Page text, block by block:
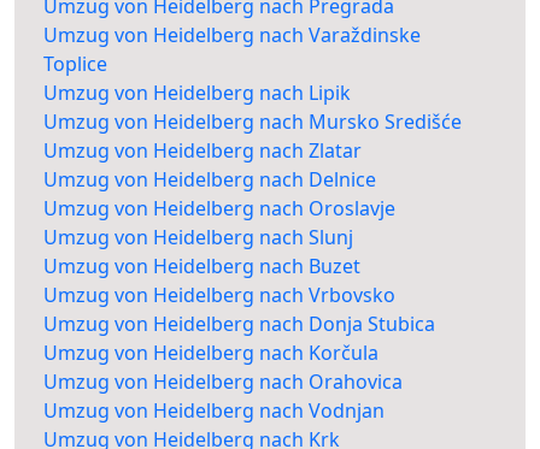
Umzug von Heidelberg nach Pregrada
Umzug von Heidelberg nach Varaždinske
Toplice
Umzug von Heidelberg nach Lipik
Umzug von Heidelberg nach Mursko Središće
Umzug von Heidelberg nach Zlatar
Umzug von Heidelberg nach Delnice
Umzug von Heidelberg nach Oroslavje
Umzug von Heidelberg nach Slunj
Umzug von Heidelberg nach Buzet
Umzug von Heidelberg nach Vrbovsko
Umzug von Heidelberg nach Donja Stubica
Umzug von Heidelberg nach Korčula
Umzug von Heidelberg nach Orahovica
Umzug von Heidelberg nach Vodnjan
Umzug von Heidelberg nach Krk